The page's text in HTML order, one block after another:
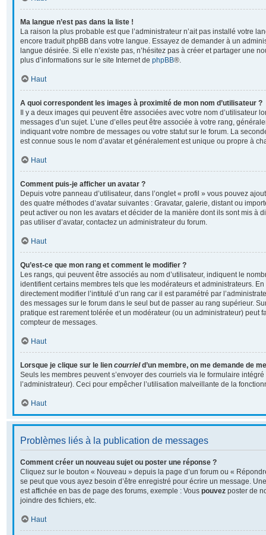
Ma langue n’est pas dans la liste !
La raison la plus probable est que l’administrateur n’ait pas installé votre
encore traduit phpBB dans votre langue. Essayez de demander à un
langue désirée. Si elle n’existe pas, n’hésitez pas à créer et partager une
plus d’informations sur le site Internet de phpBB®.
Haut
A quoi correspondent les images à proximité de mon nom d’utilisateur ?
Il y a deux images qui peuvent être associées avec votre nom d’utilisateur
messages d’un sujet. L’une d’elles peut être associée à votre rang,
indiquant votre nombre de messages ou votre statut sur le forum. La
est connue sous le nom d’avatar et généralement est unique ou propre à
Haut
Comment puis-je afficher un avatar ?
Depuis votre panneau d’utilisateur, dans l’onglet « profil » vous pouvez
des quatre méthodes d’avatar suivantes : Gravatar, galerie, distant ou
peut activer ou non les avatars et décider de la manière dont ils sont mis à
pas utiliser d’avatar, contactez un administrateur du forum.
Haut
Qu’est-ce que mon rang et comment le modifier ?
Les rangs, qui peuvent être associés au nom d’utilisateur, indiquent le
identifient certains membres tels que les modérateurs et administrateurs.
directement modifier l’intitulé d’un rang car il est paramétré par
des messages sur le forum dans le seul but de passer au rang supérieur.
pratique est rarement tolérée et un modérateur (ou un administrateur) peut
compteur de messages.
Haut
Lorsque je clique sur le lien courrield’un membre, on me demande de
Seuls les membres peuvent s’envoyer des courriels via le formulaire
l’administrateur). Ceci pour empêcher l’utilisation malveillante de la
Haut
Problèmes liés à la publication de messages
Comment créer un nouveau sujet ou poster une réponse ?
Cliquez sur le bouton « Nouveau » depuis la page d’un forum ou «
se peut que vous ayez besoin d’être enregistré pour écrire un message.
est affichée en bas de page des forums, exemple : Vous pouvez poster de
joindre des fichiers, etc.
Haut